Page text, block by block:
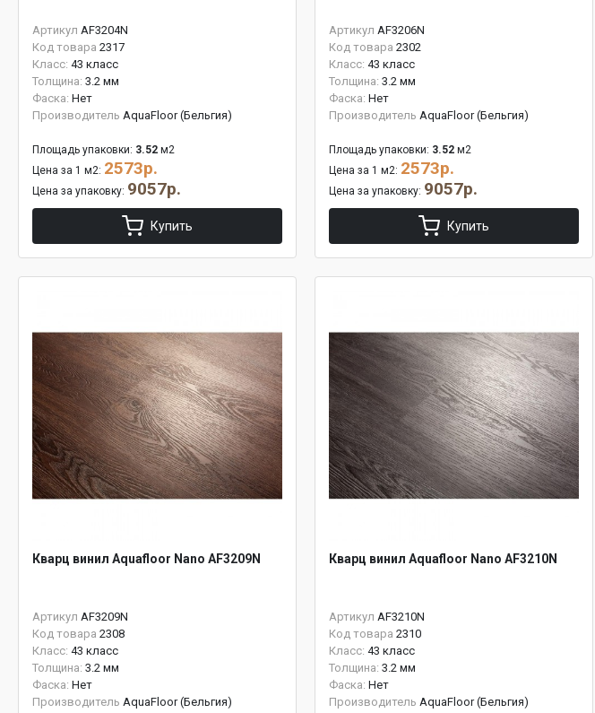
Артикул AF3204N
Код товара 2317
Класс: 43 класс
Толщина: 3.2 мм
Фаска: Нет
Производитель AquaFloor (Бельгия)
Площадь упаковки: 3.52 м2
Цена за 1 м2: 2573р.
Цена за упаковку: 9057р.
Купить
Артикул AF3206N
Код товара 2302
Класс: 43 класс
Толщина: 3.2 мм
Фаска: Нет
Производитель AquaFloor (Бельгия)
Площадь упаковки: 3.52 м2
Цена за 1 м2: 2573р.
Цена за упаковку: 9057р.
Купить
Кварц винил Aquafloor Nano AF3209N
Артикул AF3209N
Код товара 2308
Класс: 43 класс
Толщина: 3.2 мм
Фаска: Нет
Производитель AquaFloor (Бельгия)
Кварц винил Aquafloor Nano AF3210N
Артикул AF3210N
Код товара 2310
Класс: 43 класс
Толщина: 3.2 мм
Фаска: Нет
Производитель AquaFloor (Бельгия)